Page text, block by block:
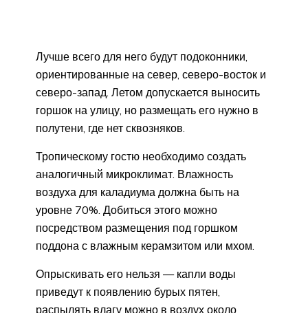
Лучше всего для него будут подоконники,
ориентированные на север, северо-восток и
северо-запад. Летом допускается выносить
горшок на улицу, но размещать его нужно в
полутени, где нет сквозняков.
Тропическому гостю необходимо создать
аналогичный микроклимат. Влажность
воздуха для каладиума должна быть на
уровне 70%. Добиться этого можно
посредством размещения под горшком
поддона с влажным керамзитом или мхом.
Опрыскивать его нельзя — капли воды
приведут к появлению бурых пятен,
распылять влагу можно в воздух около